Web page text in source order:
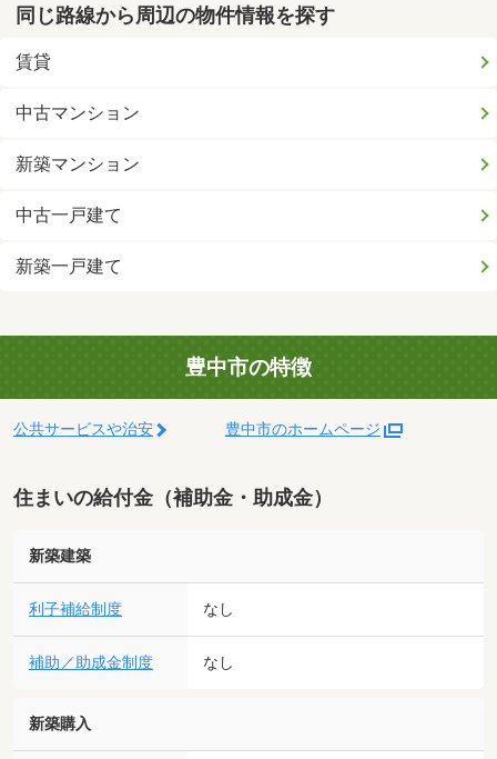
同じ路線から周辺の物件情報を探す
賃貸
中古マンション
新築マンション
中古一戸建て
新築一戸建て
豊中市の特徴
公共サービスや治安 豊中市のホームページ
住まいの給付金（補助金・助成金）
新築建築
利子補給制度 なし
補助／助成金制度 なし
新築購入